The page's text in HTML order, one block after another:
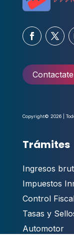
Contactate
Copyright© 2026 |
Trámites
Ingresos
Impuestos
Control
Tasas y
Automotor